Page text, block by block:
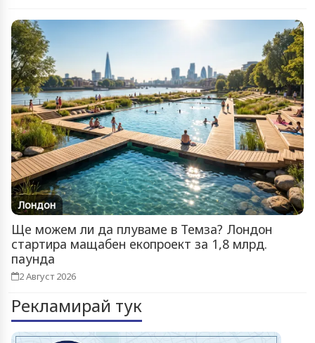
Лондон
Ще можем ли да плуваме в Темза? Лондон
стартира мащабен екопроект за 1,8 млрд.
паунда
2 Август 2026
Рекламирай тук